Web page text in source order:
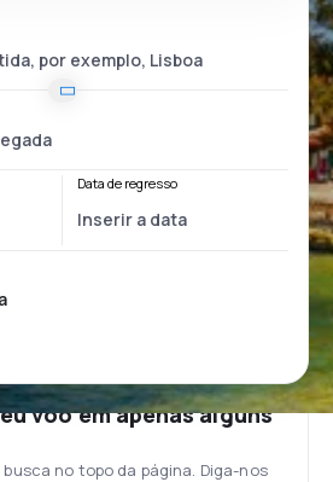
Data de regresso
voo em apenas alguns
no topo da página. Diga-nos